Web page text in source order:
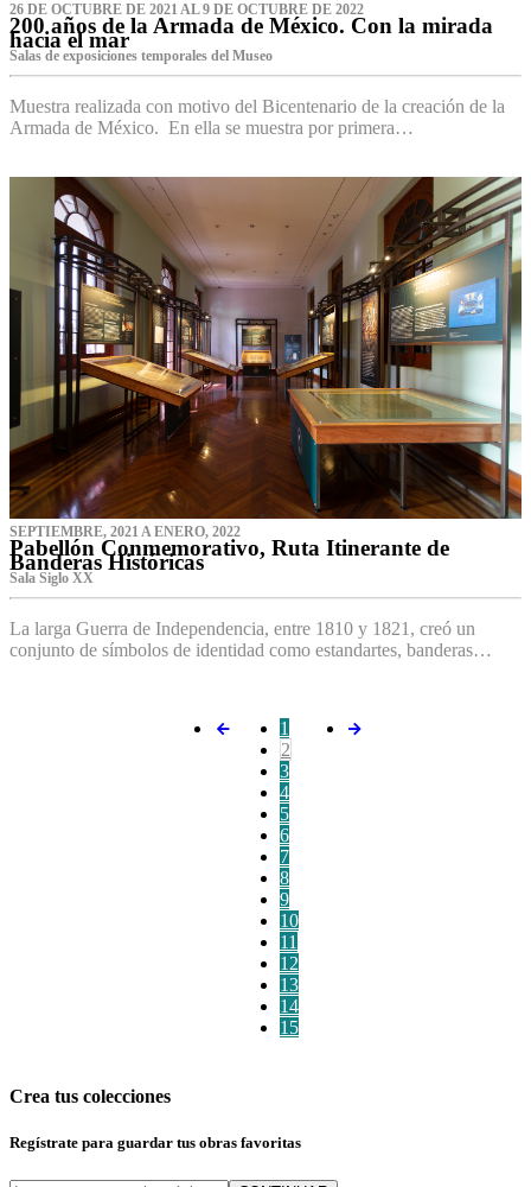
26 DE OCTUBRE DE 2021 AL 9 DE OCTUBRE DE 2022
200 años de la Armada de México. Con la mirada
hacia el mar
Salas de exposiciones temporales del Museo‌
Muestra realizada con motivo del Bicentenario de la creación de la
Armada de México. En ella se muestra por primera…
SEPTIEMBRE, 2021 A ENERO, 2022
Pabellón Conmemorativo, Ruta Itinerante de
Banderas Históricas
Sala Siglo XX
La larga Guerra de Independencia, entre 1810 y 1821, creó un
conjunto de símbolos de identidad como estandartes, banderas…
1
2
3
4
5
6
7
8
9
10
11
12
13
14
15
Crea tus colecciones
Regístrate para guardar tus obras favoritas